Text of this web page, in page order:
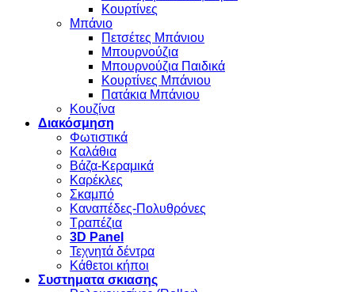
Κουρτίνες
Μπάνιο
Πετσέτες Μπάνιου
Μπουρνούζια
Μπουρνούζια Παιδικά
Κουρτίνες Μπάνιου
Πατάκια Μπάνιου
Κουζίνα
Διακόσμηση
Φωτιστικά
Καλάθια
Βάζα-Κεραμικά
Καρέκλες
Σκαμπό
Καναπέδες-Πολυθρόνες
Τραπέζια
3D Panel
Τεχνητά δέντρα
Κάθετοι κήποι
Συστηματα σκιασης